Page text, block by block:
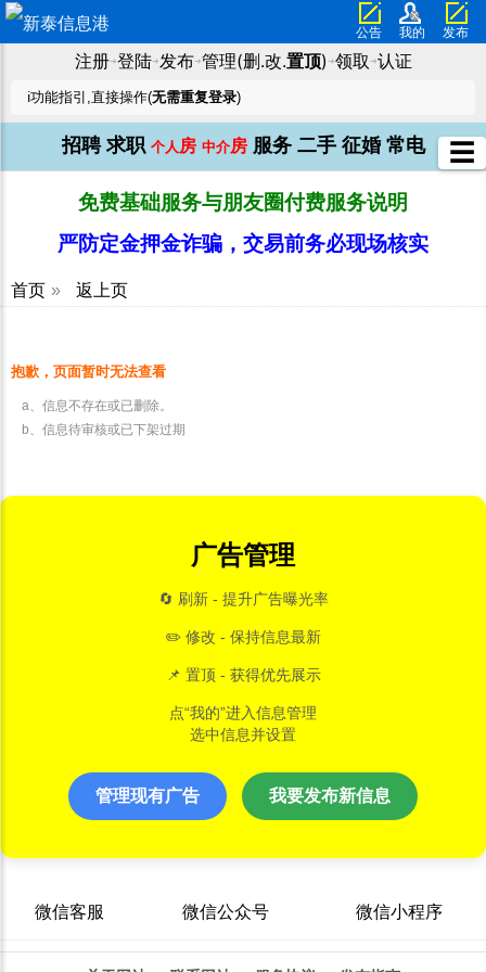
公告 我的 发布
注册➜登陆➜发布➜管理(删.改.置顶) ➜领取 ➜认证
ℹ️功能指引,直接操作(无需重复登录)
招聘 求职 个人 房 中介房 服务 二手 征婚 常电
免费基础服务与朋友圈付费服务说明
严防定金押金诈骗，交易前务必现场核实
首页 » 返上页
抱歉，页面暂时无法查看
a、信息不存在或已删除。
b、信息待审核或已下架过期
广告管理
🔄 刷新 - 提升广告曝光率
✏️ 修改 - 保持信息最新
📌 置顶 - 获得优先展示
点“我的”进入信息管理
选中信息并设置
管理现有广告 我要发布新信息
微信客服 微信公众号 微信小程序
☰